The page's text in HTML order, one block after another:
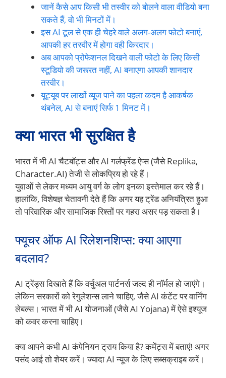
जानें कैसे आप किसी भी तस्वीर को बोलने वाला वीडियो बना
सकते हैं, वो भी मिनटों में।
इस AI टूल से एक ही चेहरे वाले अलग-अलग फोटो बनाएं,
आपकी हर तस्वीर में होगा वही किरदार।
अब आपको प्रोफेशनल दिखने वाली फोटो के लिए किसी
स्टूडियो की जरूरत नहीं, AI बनाएगा आपकी शानदार
तस्वीर।
यूट्यूब पर लाखों व्यूज पाने का पहला कदम है आकर्षक
थंबनेल, AI से बनाएं सिर्फ 1 मिनट में।
क्या भारत भी सुरक्षित है
भारत में भी AI चैटबॉट्स और AI गर्लफ्रेंड ऐप्स (जैसे Replika,
Character.AI) तेजी से लोकप्रिय हो रहे हैं।
युवाओं से लेकर मध्यम आयु वर्ग के लोग इनका इस्तेमाल कर रहे हैं।
हालांकि, विशेषज्ञ चेतावनी देते हैं कि अगर यह ट्रेंड अनियंत्रित हुआ
तो परिवारिक और सामाजिक रिश्तों पर गहरा असर पड़ सकता है।
फ्यूचर ऑफ AI रिलेशनशिप्स: क्या आएगा
बदलाव?
AI ट्रेंड्स दिखाते हैं कि वर्चुअल पार्टनर्स जल्द ही नॉर्मल हो जाएंगे।
लेकिन सरकारों को रेगुलेशन्स लाने चाहिए, जैसे AI कंटेंट पर वार्निंग
लेबल्स। भारत में भी AI योजनाओं (जैसे AI Yojana) में ऐसे इश्यूज
को कवर करना चाहिए।
क्या आपने कभी AI कंपेनियन ट्राय किया है? कमेंट्स में बताएं! अगर
पसंद आई तो शेयर करें। ज्यादा AI न्यूज के लिए सब्सक्राइब करें।